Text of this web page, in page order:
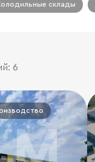
склады
6